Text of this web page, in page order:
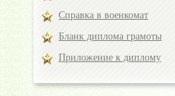
Справка в военкомат
Бланк диплома грамоты
Приложение к диплому